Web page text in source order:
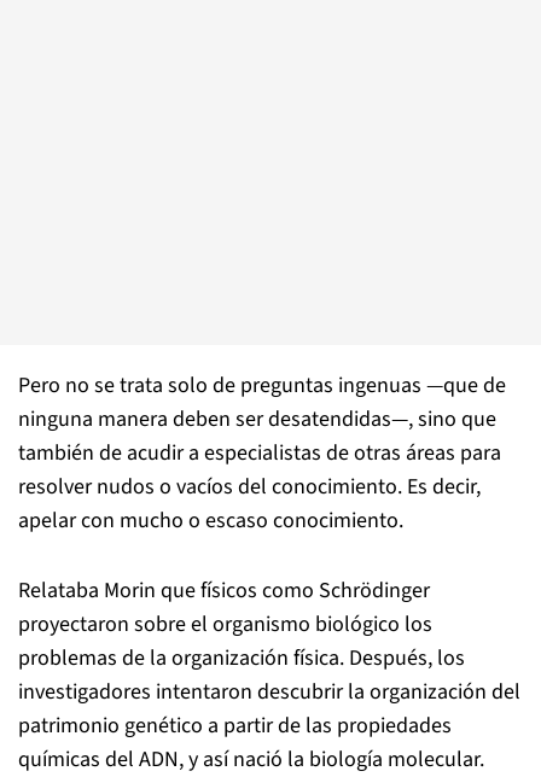
Pero no se trata solo de preguntas ingenuas —que de
ninguna manera deben ser desatendidas—, sino que
también de acudir a especialistas de otras áreas para
resolver nudos o vacíos del conocimiento. Es decir,
apelar con mucho o escaso conocimiento.
Relataba Morin que físicos como Schrödinger
proyectaron sobre el organismo biológico los
problemas de la organización física. Después, los
investigadores intentaron descubrir la organización del
patrimonio genético a partir de las propiedades
químicas del ADN, y así nació la biología molecular.